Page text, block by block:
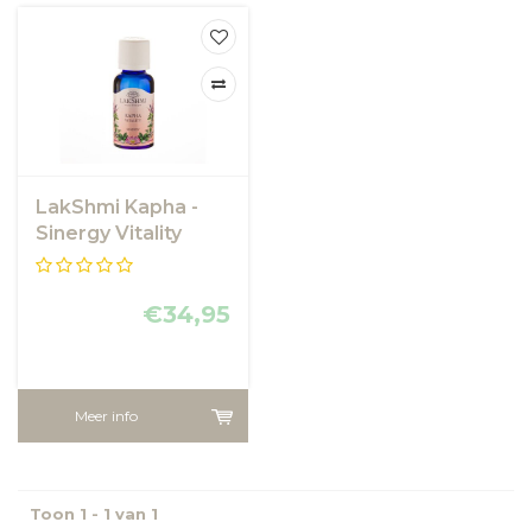
LakShmi Kapha -
Sinergy Vitality
€34,95
Meer info
Toon 1 - 1 van 1